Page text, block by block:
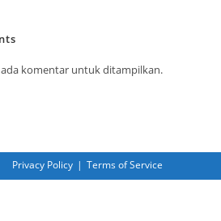
komentar untuk ditampilkan.
Privacy Policy Terms of Service